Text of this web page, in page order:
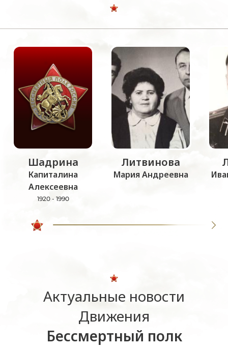
Шадрина
Капиталина
Алексеевна
1920 - 1990
Литвинова
Мария Андреевна
Актуальные новости
Движения
Бессмертный полк